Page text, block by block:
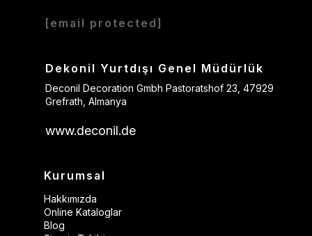
[email protected]
Dekonil Yurtdışı Genel Müdürlük
Deconil Decoration Gmbh Pastoratshof 23, 47929
Grefrath, Almanya
www.deconil.de
Kurumsal
Hakkımızda
Online Kataloglar
Blog